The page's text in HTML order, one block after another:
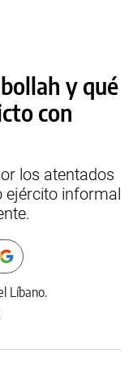
y qué
con
los atentados
ejército informal